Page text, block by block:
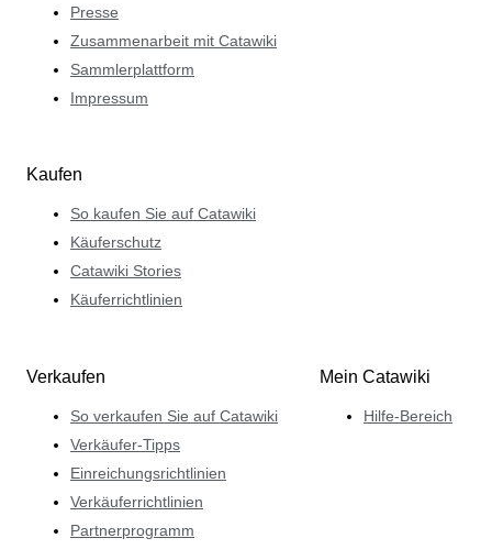
Presse
Zusammenarbeit mit Catawiki
Sammlerplattform
Impressum
Kaufen
So kaufen Sie auf Catawiki
Käuferschutz
Catawiki Stories
Käuferrichtlinien
Verkaufen
So verkaufen Sie auf Catawiki
Verkäufer-Tipps
Einreichungsrichtlinien
Verkäuferrichtlinien
Partnerprogramm
Mein Catawiki
Hilfe-Bereich